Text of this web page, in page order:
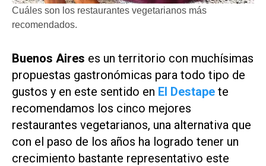
Cuáles son los restaurantes vegetarianos más
recomendados.
Buenos Aires es un territorio con muchísimas
propuestas gastronómicas para todo tipo de
gustos y en este sentido en El Destape te
recomendamos los cinco mejores
restaurantes vegetarianos, una alternativa que
con el paso de los años ha logrado tener un
crecimiento bastante representativo este